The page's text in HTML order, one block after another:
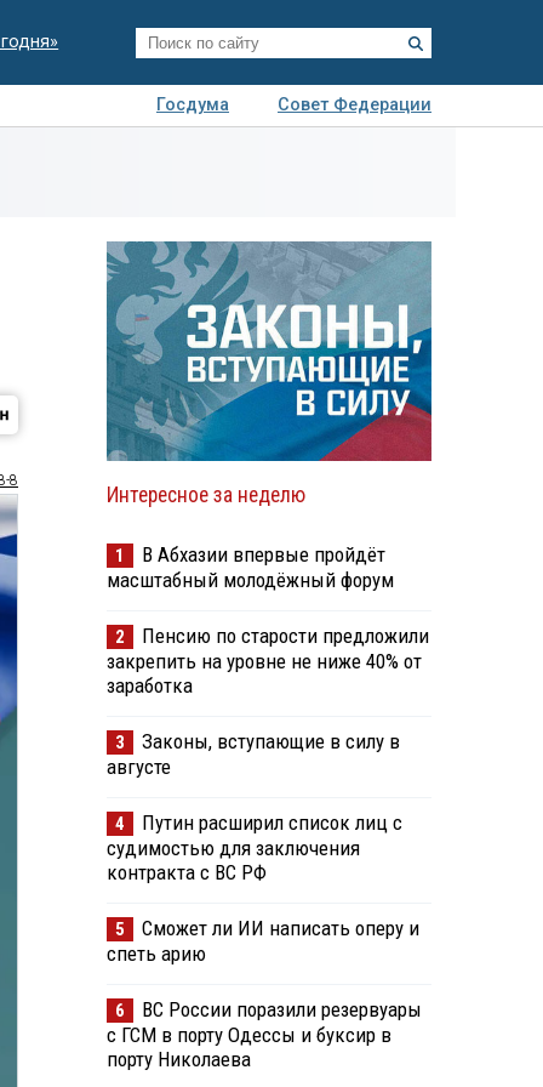
Госдума
Совет Федерации
8
Интересное за неделю
1
В Абхазии впервые пройдёт
масштабный молодёжный форум
2
Пенсию по старости предложили
закрепить на уровне не ниже 40% от
заработка
3
Законы, вступающие в силу в
августе
4
Путин расширил список лиц с
судимостью для заключения
контракта с ВС РФ
5
Сможет ли ИИ написать оперу и
спеть арию
6
ВС России поразили резервуары
с ГСМ в порту Одессы и буксир в
порту Николаева